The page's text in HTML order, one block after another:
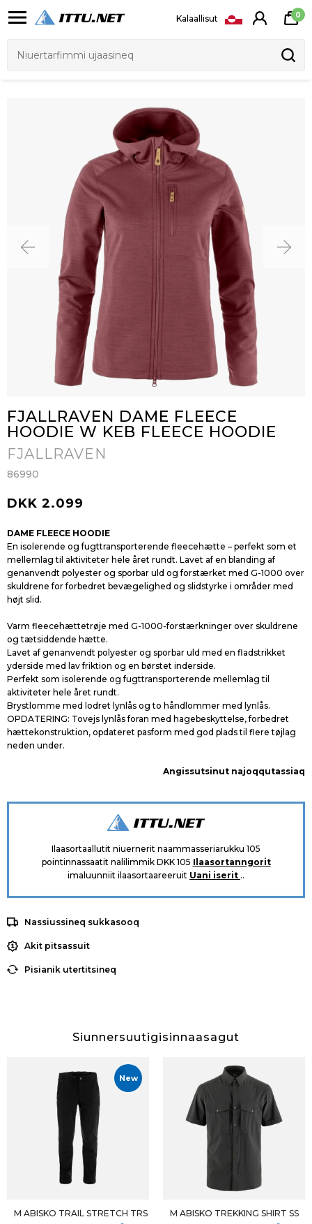
Kalaallisut 0
FJALLRAVEN DAME FLEECE
HOODIE W KEB FLEECE HOODIE
FJALLRAVEN
86990
DKK 2.099
DAME FLEECE HOODIE
En isolerende og fugttransporterende fleecehætte – perfekt som et
mellemlag til aktiviteter hele året rundt. Lavet af en blanding af
genanvendt polyester og sporbar uld og forstærket med G-1000 over
skuldrene for forbedret bevægelighed og slidstyrke i områder med
højt slid.
Varm fleecehættetrøje med G-1000-forstærkninger over skuldrene
og tætsiddende hætte.
Lavet af genanvendt polyester og sporbar uld med en fladstrikket
yderside med lav friktion og en børstet inderside.
Perfekt som isolerende og fugttransporterende mellemlag til
aktiviteter hele året rundt.
Brystlomme med lodret lynlås og to håndlommer med lynlås.
OPDATERING: Tovejs lynlås foran med hagebeskyttelse, forbedret
hættekonstruktion, opdateret pasform med god plads til flere tøjlag
neden under.
Angissutsinut najoqqutassiaq
Ilaasortaallutit niuernerit naammasseriarukku 105
pointinnassaatit nalilimmik DKK 105 Ilaasortanngorit
imaluunniit ilaasortaareeruit Uani iserit ..
Nassiussineq sukkasooq
Akit pitsassuit
Pisianik utertitsineq
Siunnersuutigisinnaasagut
New
M ABISKO TRAIL STRETCH TRS
M ABISKO TREKKING SHIRT SS